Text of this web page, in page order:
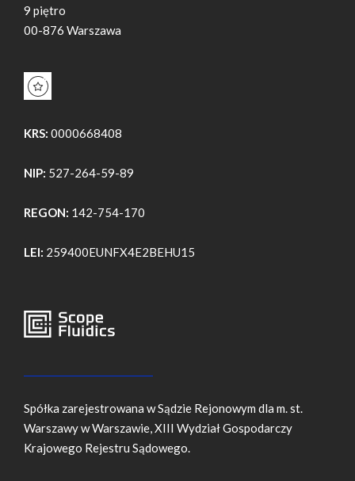
9 piętro
00-876 Warszawa
KRS: 0000668408
NIP: 527-264-59-89
REGON: 142-754-170
LEI: 259400EUNFX4E2BEHU15
Spółka zarejestrowana w Sądzie Rejonowym dla m. st.
Warszawy w Warszawie, XIII Wydział Gospodarczy
Krajowego Rejestru Sądowego.